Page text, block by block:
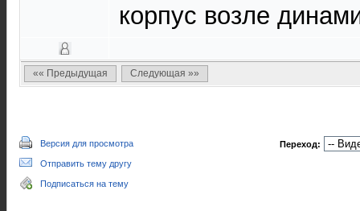
корпус возле
«« Предыдущая Следующая »»
Версия для просмотра
Отправить тему другу
Подписаться на тему
Переход: